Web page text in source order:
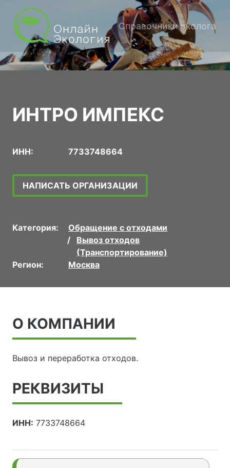
Справочники эколога
ИНТРО ИМПЕКС
ИНН: 7733748664
НАПИСАТЬ ОРГАНИЗАЦИИ
Категория:
Обращение с отходами
Вывоз отходов
(Транспортирование)
Регион:
Москва
О КОМПАНИИ
Вывоз и переработка отходов.
РЕКВИЗИТЫ
ИНН: 7733748664